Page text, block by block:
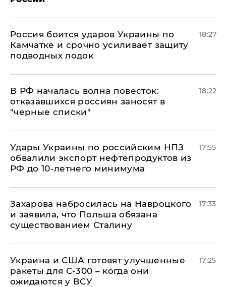
Россия боится ударов Украины по
Камчатке и срочно усиливает защиту
подводных лодок
18:27
​В РФ началась волна повесток:
отказавшихся россиян заносят в
"черные списки"
18:22
Удары Украины по российским НПЗ
обвалили экспорт нефтепродуктов из
РФ до 10-летнего минимума
17:55
​Захарова набросилась на Навроцкого
и заявила, что Польша обязана
существованием Сталину
17:33
Украина и США готовят улучшенные
ракеты для С-300 – когда они
ожидаются у ВСУ
17:25